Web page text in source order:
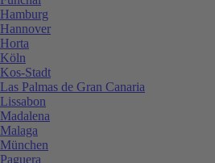
Hamburg
Hannover
Horta
Köln
Kos-Stadt
Las Palmas de Gran Canaria
Lissabon
Madalena
Malaga
München
Paguera